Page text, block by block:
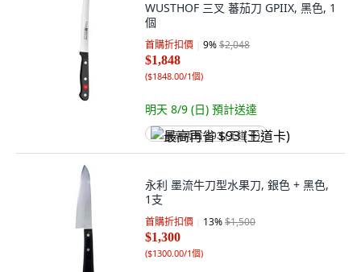
WUSTHOF 三叉 蕃茄刀 GPIIX, 黑色, 1
個
首購折扣價 9%$2,048
$1,848
($1848.00/1個)
明天 8/9 (日) 預計送達
最高再省 $93 (王道卡)
永利 墨流牛刀型水果刀, 銀色 + 黑色,
1支
首購折扣價 13%$1,500
$1,300
($1300.00/1個)